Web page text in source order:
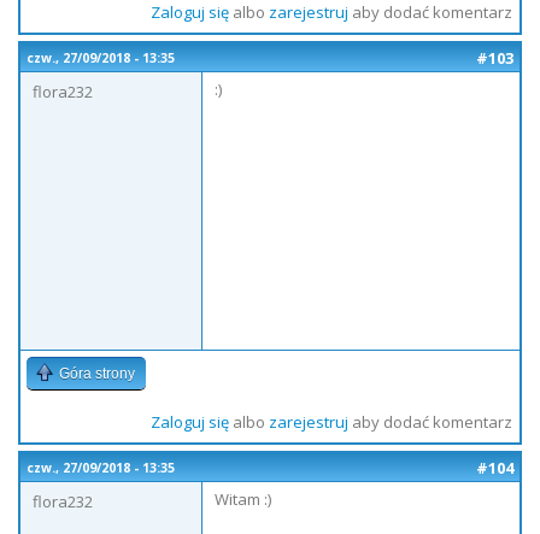
Zaloguj sięalbo zarejestruj aby dodać komentarz
czw., 27/09/2018 - 13:35
#103
flora232
:)
Góra strony
Zaloguj sięalbo zarejestruj aby dodać komentarz
czw., 27/09/2018 - 13:35
#104
flora232
Witam :)